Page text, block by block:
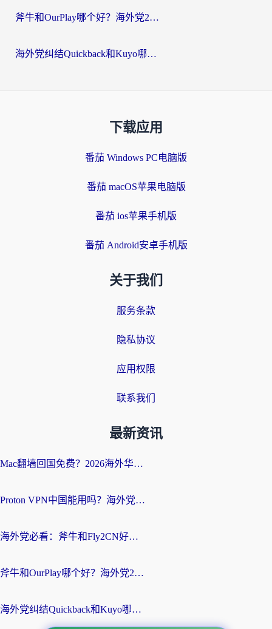
斧牛和OurPlay哪个好？海外党2026亲测：选对加速器，国内资源秒加载
海外党纠结Quickback和Kuyo哪个好？选对回国加速器才能无缝刷国内资源
下载应用
番茄 Windows PC电脑版
番茄 macOS苹果电脑版
番茄 ios苹果手机版
番茄 Android安卓手机版
关于我们
服务条款
隐私协议
应用权限
联系我们
最新资讯
Mac翻墙回国免费？2026海外华人亲测：从CCTV5直播到国内APP，这样选加速器才靠谱
Proton VPN中国能用吗？海外党选回国加速器的避坑指南（附番茄加速器实测）
海外党必看：斧牛和Fly2CN好用吗？3招教你选对回国加速器（附免费试用攻略）
斧牛和OurPlay哪个好？海外党2026亲测：选对加速器，国内资源秒加载
海外党纠结Quickback和Kuyo哪个好？选对回国加速器才能无缝刷国内资源